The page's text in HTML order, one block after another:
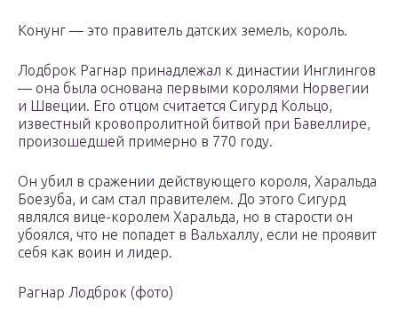
Конунг — это правитель датских земель, король.
Лодброк Рагнар принадлежал к династии Инглингов
— она была основана первыми королями Норвегии
и Швеции. Его отцом считается Сигурд Кольцо,
известный кровопролитной битвой при Бавеллире,
произошедшей примерно в 770 году.
Он убил в сражении действующего короля, Харальда
Боезуба, и сам стал правителем. До этого Сигурд
являлся вице-королем Харальда, но в старости он
убоялся, что не попадет в Вальхаллу, если не проявит
себя как воин и лидер.
Рагнар Лодброк (фото)